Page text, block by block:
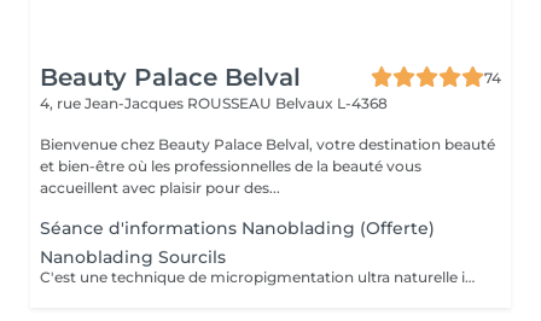
Beauty Palace Belval
74
4, rue Jean-Jacques ROUSSEAU Belvaux L-4368
Bienvenue chez Beauty Palace Belval, votre destination beauté
et bien-être où les professionnelles de la beauté vous
accueillent avec plaisir pour des...
Séance d'informations Nanoblading (Offerte)
Nanoblading Sourcils
C'est une technique de micropigmentation ultra naturelle innovante qui redessine les sourcils avec des traits hiper fins comme les poils, pour un résultat des sourcils plus élégants, harmonieux et parfaitement structurés.